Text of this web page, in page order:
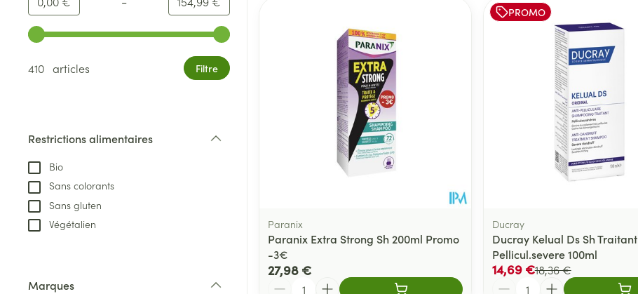
Utilisez les touches fléchées gauche et droite pour ajuster les valeurs minimales et maximales du prix.
410 articles
Filtre
Restrictions alimentaires
Bio
Sans colorants
Sans gluten
Végétalien
Marques
Paranix
Paranix Extra Strong Sh 200ml Promo
-3€
27,98 €
Quantité
PROMO
Ducray
Ducray Kelual Ds Sh Traitant
Pellicul.severe 100ml
18,36 €
14,69 €
Quantité